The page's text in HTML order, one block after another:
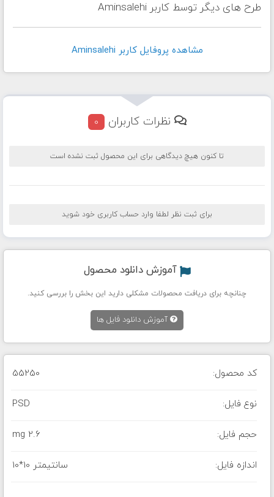
طرح های دیگر توسط کاربر Aminsalehi
مشاهده پروفايل کاربر Aminsalehi
نظرات کاربران 0
تا کنون هیچ دیدگاهی برای این محصول ثبت نشده است
برای ثبت نظر لطفا وارد حساب کاربری خود شوید
آموزش دانلود محصول
چنانچه برای دریافت محصولات مشکلی دارید این بخش را بررسی کنید.
آموزش دانلود فایل ها
کد محصول: 55250
نوع فایل: PSD
حجم فایل: 2.6 mg
اندازه فایل: 10*10 سانتیمتر